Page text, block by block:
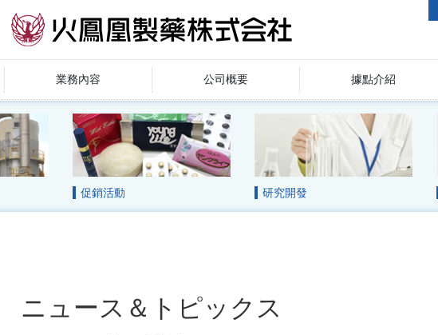
業務內容 公司概要 據點介紹
促銷活動 研究開發
ニュース＆トピックス